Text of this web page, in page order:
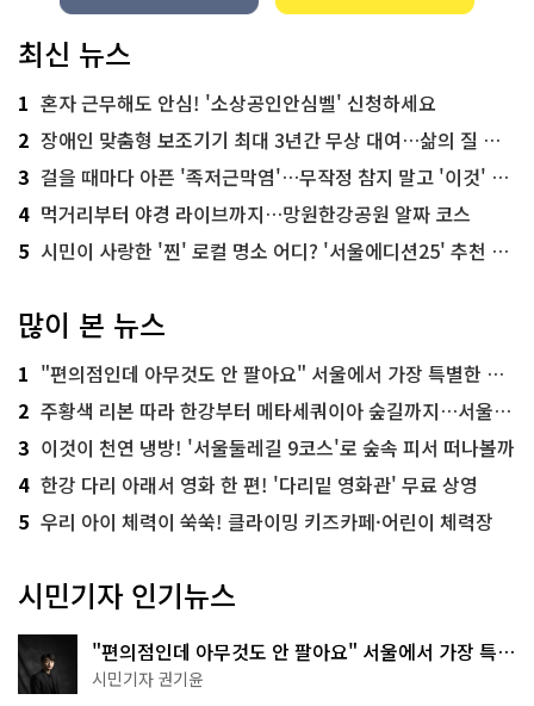
최신 뉴스
1 혼자 근무해도 안심! '소상공인안심벨' 신청하세요
2 장애인 맞춤형 보조기기 최대 3년간 무상 대여…삶의 질 높인다
3 걸을 때마다 아픈 '족저근막염'…무작정 참지 말고 '이것' 해보세요!
4 먹거리부터 야경 라이브까지…망원한강공원 알짜 코스
5 시민이 사랑한 '찐' 로컬 명소 어디? '서울에디션25' 추천 코스
많이 본 뉴스
1 "편의점인데 아무것도 안 팔아요" 서울에서 가장 특별한 편의점의 정체
2 주황색 리본 따라 한강부터 메타세쿼이아 숲길까지…서울둘레길 15코스
3 이것이 천연 냉방! '서울둘레길 9코스'로 숲속 피서 떠나볼까
4 한강 다리 아래서 영화 한 편! '다리밑 영화관' 무료 상영
5 우리 아이 체력이 쑥쑥! 클라이밍 키즈카페·어린이 체력장
시민기자 인기뉴스
"편의점인데 아무것도 안 팔아요" 서울에서 가장 특별
한 편의점의 정체
시민기자 권기윤